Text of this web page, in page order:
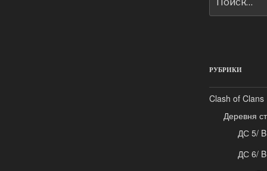
РУБРИКИ
Clash of Clans
Деревня
ДС 5/
ДС 6/